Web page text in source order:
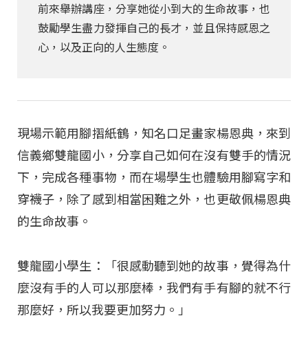
前來舉辦講座，分享她從小到大的生命故事，也
鼓勵學生盡力發揮自己的長才，並且保持感恩之
心，以及正向的人生態度。
現場示範用腳摺紙鶴，知名口足畫家楊恩典，來到
信義鄉雙龍國小，分享自己如何在沒有雙手的情況
下，完成各種事物，而在場學生也體驗用腳寫字和
穿襪子，除了感到相當困難之外，也更敬佩楊恩典
的生命故事。
雙龍國小學生：「很感動聽到她的故事，覺得為什
麼沒有手的人可以那麼棒，我們有手有腳的就不行
那麼好，所以我要更加努力。」